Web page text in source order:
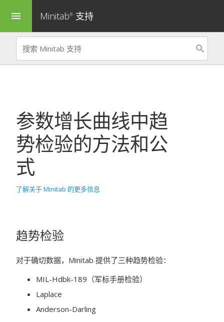
menu Minitab® 支持
参数增长曲线中趋
势检验的方法和公
式
了解关于 Minitab 的更多信息
趋势检验
对于确切数据，Minitab 提供了三种趋势检验：
MIL-Hdbk-189（军标手册检验）
Laplace
Anderson-Darling